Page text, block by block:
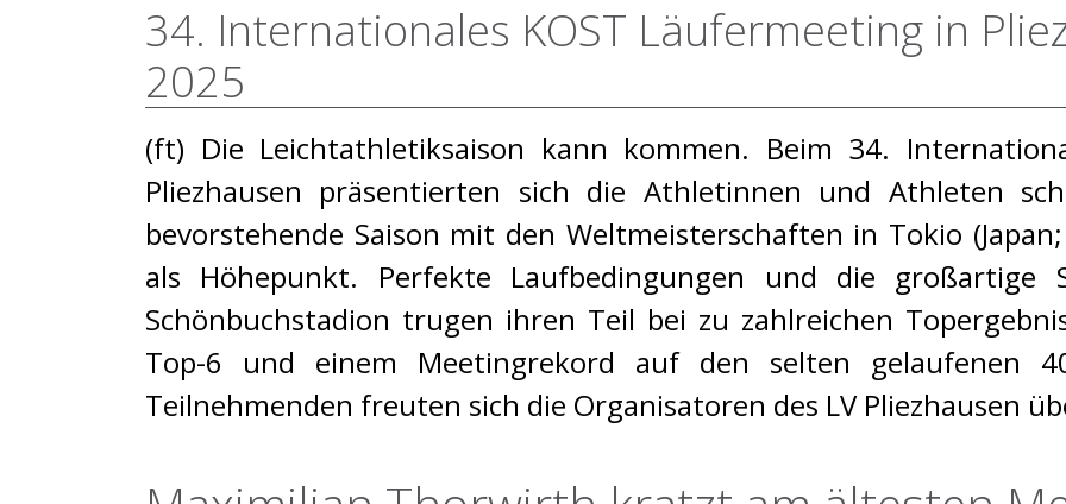
34. Internationales KOST Läufermeeting in
2025
(ft) Die Leichtathletiksaison kann kommen. Beim 34.
Pliezhausen präsentierten sich die Athletinnen und Athleten
bevorstehende Saison mit den Weltmeisterschaften in Tokio
als Höhepunkt. Perfekte Laufbedingungen und die
Schönbuchstadion trugen ihren Teil bei zu zahlreichen
Top-6 und einem Meetingrekord auf den selten gelaufenen
Teilnehmenden freuten sich die Organisatoren des LV Pliezhausen